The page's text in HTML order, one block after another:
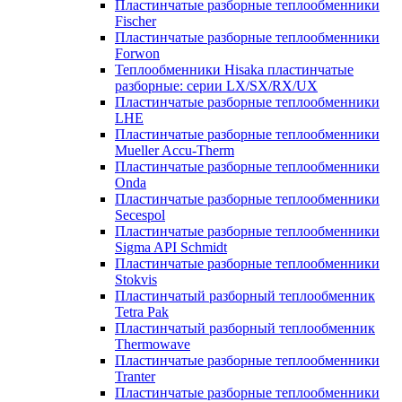
Пластинчатые разборные теплообменники
Fischer
Пластинчатые разборные теплообменники
Forwon
Теплообменники Hisaka пластинчатые
разборные: серии LX/SX/RX/UX
Пластинчатые разборные теплообменники
LHE
Пластинчатые разборные теплообменники
Mueller Accu-Therm
Пластинчатые разборные теплообменники
Onda
Пластинчатые разборные теплообменники
Secespol
Пластинчатые разборные теплообменники
Sigma API Schmidt
Пластинчатые разборные теплообменники
Stokvis
Пластинчатый разборный теплообменник
Tetra Pak
Пластинчатый разборный теплообменник
Thermowave
Пластинчатые разборные теплообменники
Tranter
Пластинчатые разборные теплообменники